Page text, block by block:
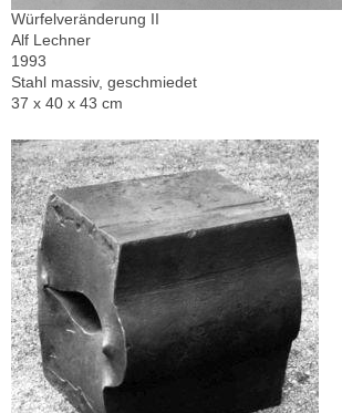
Würfelveränderung II
Alf Lechner
1993
Stahl massiv, geschmiedet
37 x 40 x 43 cm